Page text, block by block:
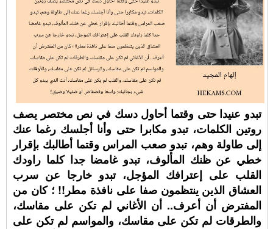
تبدو عنيدا حتى وقتما أحاول دسك في نص مختصر يصف
روتين الكلمات، تبدو مكابرا حتى وأنا أجلسك رغما عنك
إلى طاولة وهم، تبدو صعب المراس وقتما أطالبك بإقرار
خطي عن ظنك المألوف، تبدو غامضا جدا كلما راودك
القلب على إعترافك المؤجل، تبدو خارجا عن سرب
العشاق الذين ينتظمون صفا على نافذة مطر!! ؛ كان من
المفترض أن أعرف.. أن الأغاني لم تكن على مقاسك،
والطرقات لم تكن على مقاسك، والمواسم لم تكن على